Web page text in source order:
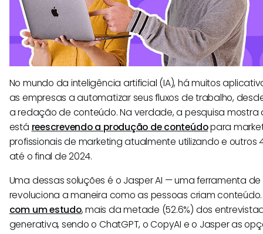
No mundo da inteligência artificial (IA), há muitos
as empresas a automatizar seus fluxos de trabalho,
a redação de conteúdo. Na verdade, a pesquisa mostra
está reescrevendo a produção de conteúdopara
profissionais de marketing atualmente utilizando e
até o final de 2024.
Uma dessas soluções é o Jasper AI — uma ferramenta
revoluciona a maneira como as pessoas criam
com um estudo, mais da metade (52.6%) dos
generativa, sendo o ChatGPT, o CopyAI e o Jasper as